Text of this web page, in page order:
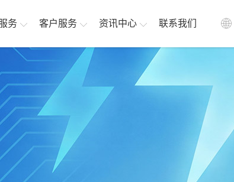
务 客户服务 资讯中心 联系我们